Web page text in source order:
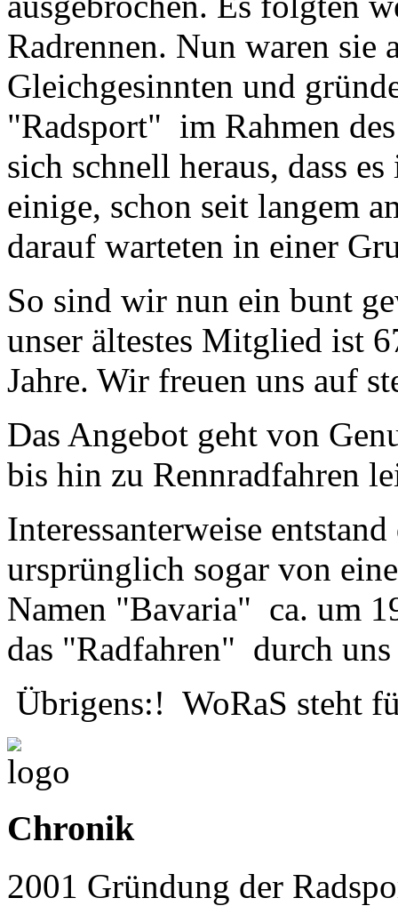
Radrennen. Nun waren sie
Gleichgesinnten und
"Radsport" im Rahmen
sich schnell heraus, dass
einige, schon seit langem
darauf warteten in einer
So sind wir nun ein bunt
unser ältestes Mitglied ist
Jahre. Wir freuen uns auf
Das Angebot geht von
bis hin zu Rennradfahren
Interessanterweise
ursprünglich sogar von
Namen "Bavaria" ca. um
das "Radfahren" durch
Übrigens:! WoRaS steht
Chronik
2001 Gründung der